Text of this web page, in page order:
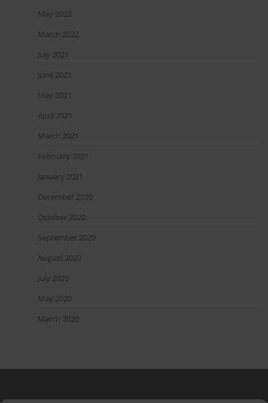
May 2022
March 2022
July 2021
June 2021
May 2021
April 2021
March 2021
February 2021
January 2021
December 2020
October 2020
September 2020
August 2020
July 2020
May 2020
March 2020